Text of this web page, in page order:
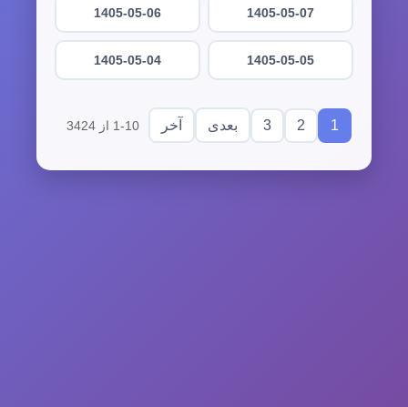
1405-05-07
1405-05-06
1405-05-05
1405-05-04
1
2
3 بعدی آخر 1-10 از 3424